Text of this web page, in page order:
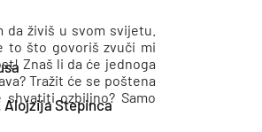
Alojzija Stepinca
živiš u svom svijetu.
to što govoriš zvuči mi
Znaš li da će jednoga
Tražit će se poštena
ozbiljno? Samo